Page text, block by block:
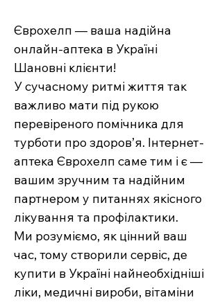
Єврохелп — ваша надійна
онлайн-аптека в Україні
Шановні клієнти!
У сучасному ритмі життя так
важливо мати під рукою
перевіреного помічника для
турботи про здоров’я. Інтернет-
аптека Єврохелп саме тим і є —
вашим зручним та надійним
партнером у питаннях якісного
лікування та профілактики.
Ми розуміємо, як цінний ваш
час, тому створили сервіс, де
купити в Україні найнеобхідніші
ліки, медичні вироби, вітаміни